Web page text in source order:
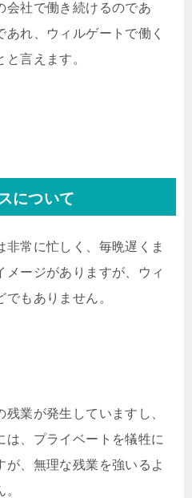
会社で働き続けるのであ
れ、ウィルゲートで働く
言えます。
について
常に忙しく、毎晩遅くま
メージがありますが、ウィ
もありません。
業が発生していますし、
は、プライベートを犠牲に
が、無理な残業を強いるよ